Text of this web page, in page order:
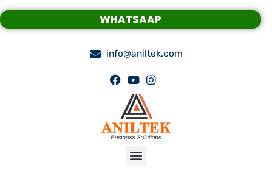
Skip
to
WHATSAAP
info@aniltek.com
Menu